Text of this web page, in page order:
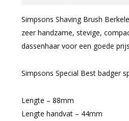
Simpsons Shaving Brush
zeer handzame, stevige,
dassenhaar voor een goede
Simpsons Special Best badger
Lengte – 88mm
Lengte handvat – 44mm